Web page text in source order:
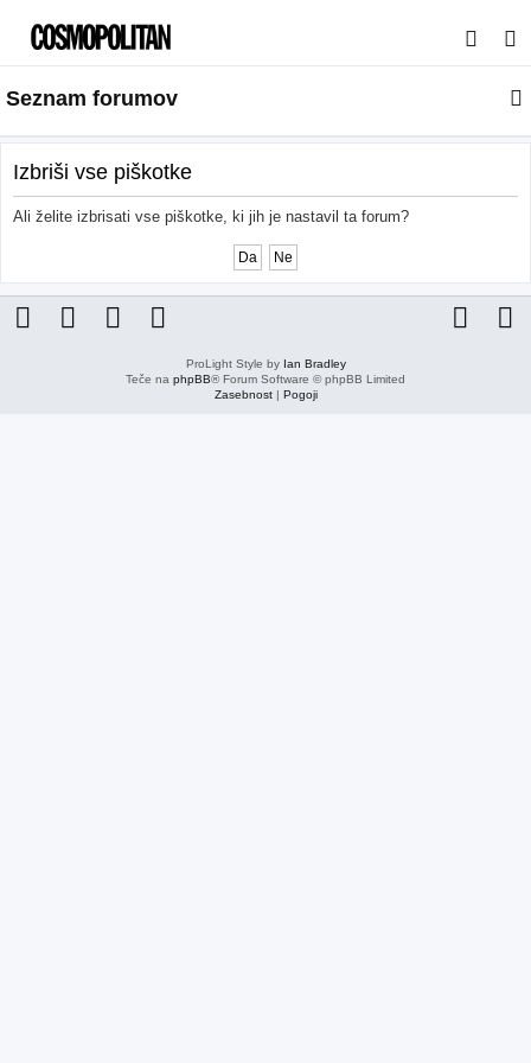
s
a
j
Seznam forumov
Izbriši vse piškotke
Ali želite izbrisati vse piškotke, ki jih je nastavil ta forum?
ProLight Style by Ian Bradley
Teče na phpBB® Forum Software © phpBB Limited
Zasebnost| Pogoji